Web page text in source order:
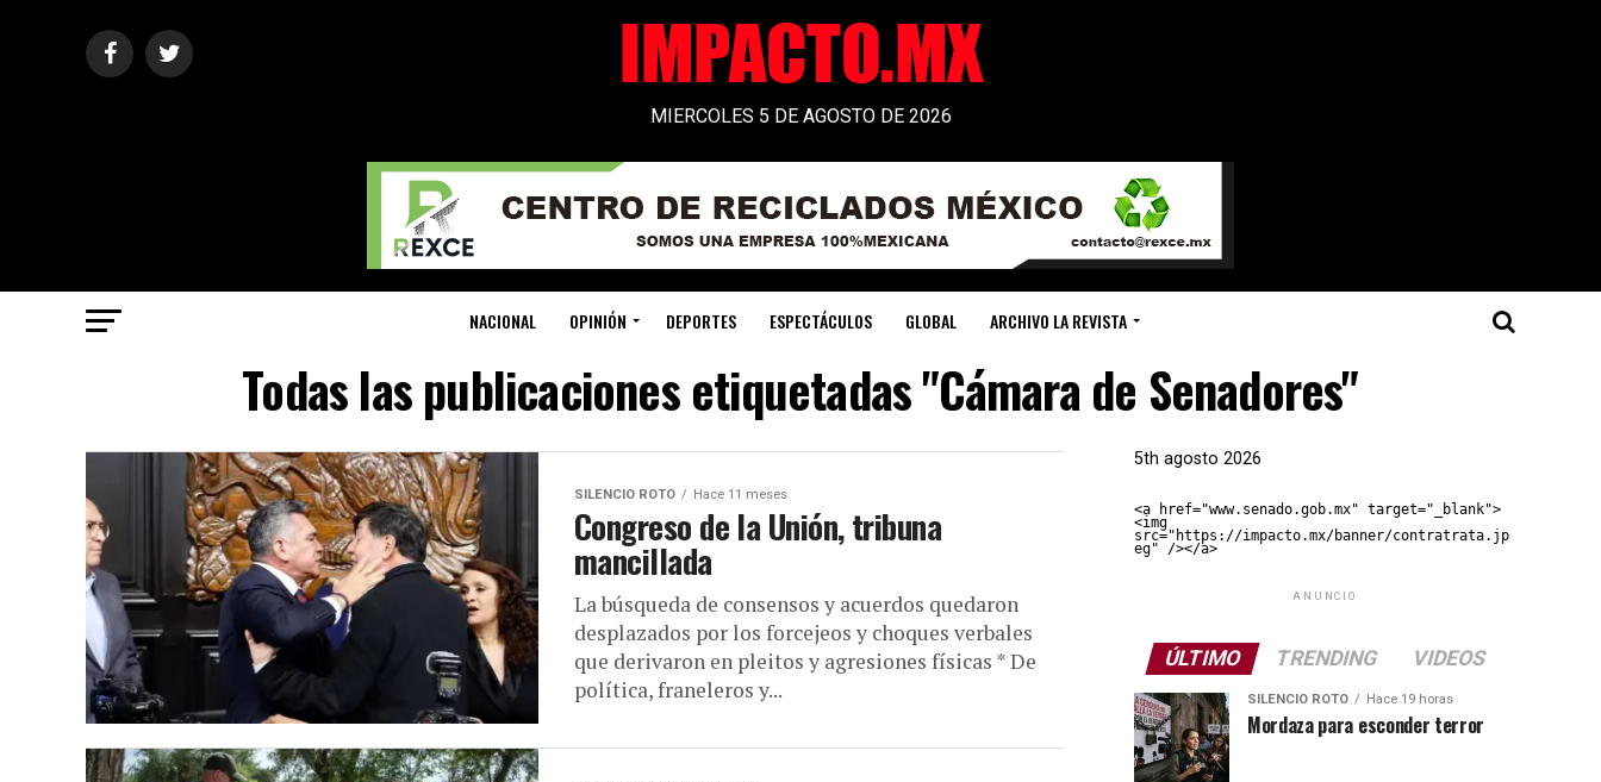
MIERCOLES 5 DE AGOSTO DE 2026
NACIONAL OPINIÓN DEPORTES ESPECTÁCULOS GLOBAL ARCHIVO LA REVISTA
Todas las publicaciones etiquetadas "Cámara de Senadores"
SILENCIO ROTO Hace 11 meses
Congreso de la Unión, tribuna
mancillada
La búsqueda de consensos y acuerdos quedaron
desplazados por los forcejeos y choques verbales
que derivaron en pleitos y agresiones físicas * De
política, franeleros y...
5th agosto 2026
<a href="www.senado.gob.mx" target="_blank">
<img
src="https://impacto.mx/banner/contratrata.jp
eg" /></a>
ANUNCIO
ÚLTIMO TRENDING VIDEOS
SILENCIO ROTO Hace 19 horas
Mordaza para esconder terror